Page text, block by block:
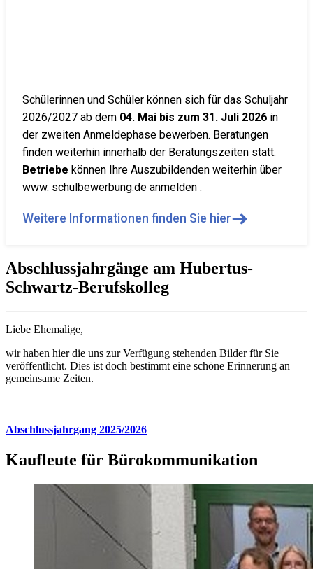
Schülerinnen und Schüler können sich für das Schuljahr
2026/2027 ab dem 04. Mai bis zum 31. Juli 2026 in
der zweiten Anmeldephase bewerben. Beratungen
finden weiterhin innerhalb der Beratungszeiten statt.
Betriebe können Ihre Auszubildenden weiterhin über
www. schulbewerbung.de anmelden .
Weitere Informationen finden Sie hier➜
Abschlussjahrgänge am Hubertus-
Schwartz-Berufskolleg
Liebe Ehemalige,
wir haben hier die uns zur Verfügung stehenden Bilder für Sie
veröffentlicht. Dies ist doch bestimmt eine schöne Erinnerung an
gemeinsame Zeiten.
Abschlussjahrgang 2025/2026
Kaufleute für Bürokommunikation